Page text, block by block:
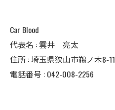
Car Blood
代表名 : 雲井 亮太
住所 : 埼玉県狭山市鵜ノ木8-11
電話番号 : 042-008-2256